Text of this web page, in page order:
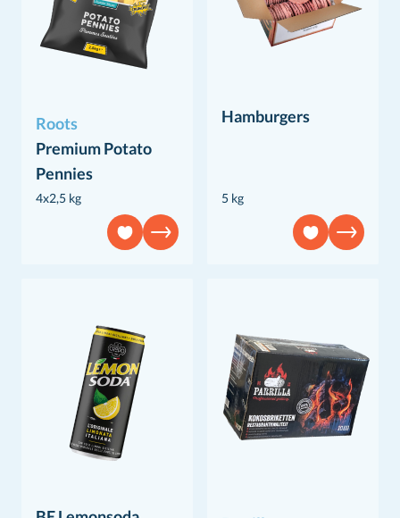
Roots
Premium Potato
Pennies
4x2,5 kg
Hamburgers
5 kg